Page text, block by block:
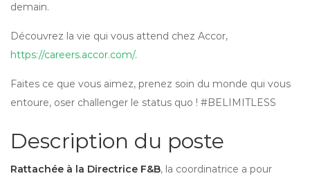
demain.
Découvrez la vie qui vous attend chez Accor,
https://careers.accor.com/.
Faites ce que vous aimez, prenez soin du monde qui vous
entoure, oser challenger le status quo ! #BELIMITLESS
Description du poste
Rattachée à la Directrice F&B, la coordinatrice a pour